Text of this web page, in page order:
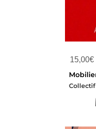
15,00€
Collectif